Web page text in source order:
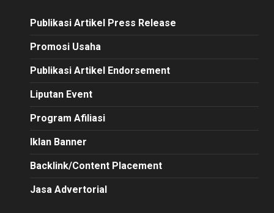
Publikasi Artikel Press Release
Promosi Usaha
Publikasi Artikel Endorsement
Liputan Event
Program Afiliasi
Iklan Banner
Backlink/Content Placement
Jasa Advertorial